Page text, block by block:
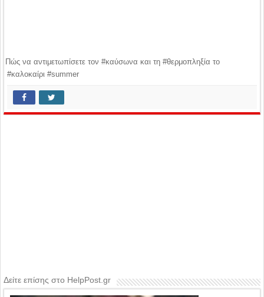
Πώς να αντιμετωπίσετε τον #καύσωνα και τη #θερμοπληξία το
#καλοκαίρι #summer
Δείτε επίσης στο HelpPost.gr